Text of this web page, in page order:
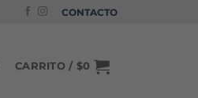
CONTACTO
CARRITO / $0